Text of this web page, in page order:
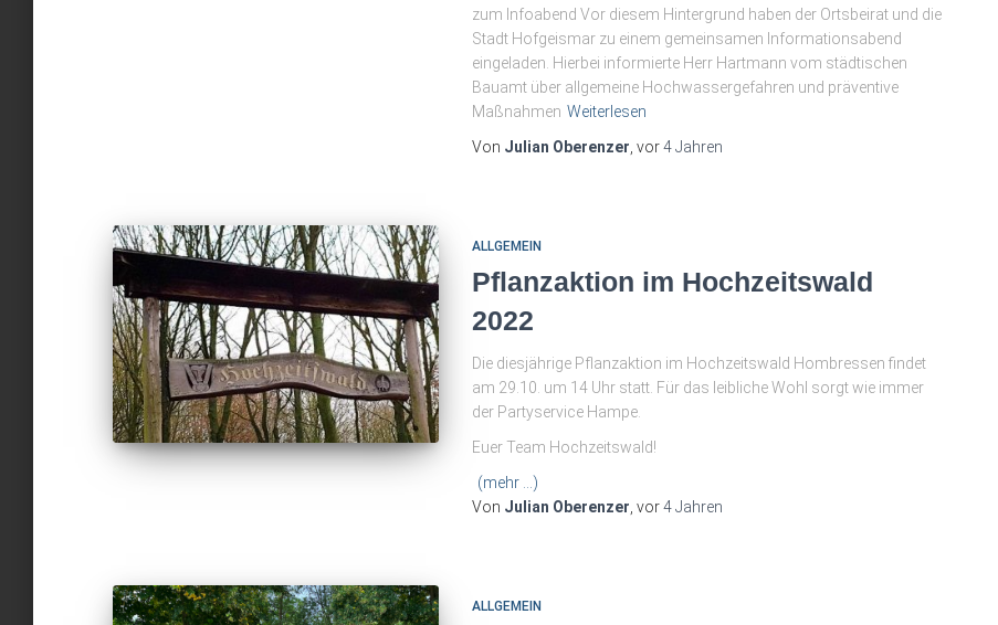
zum Infoabend Vor diesem Hintergrund haben der Ortsbeirat und die
Stadt Hofgeismar zu einem gemeinsamen Informationsabend
eingeladen. Hierbei informierte Herr Hartmann vom städtischen
Bauamt über allgemeine Hochwassergefahren und präventive
Maßnahmen Weiterlesen
Von Julian Oberenzer , vor4 Jahren
ALLGEMEIN
Pflanzaktion im Hochzeitswald
2022
Die diesjährige Pflanzaktion im Hochzeitswald Hombressen findet
am 29.10. um 14 Uhr statt. Für das leibliche Wohl sorgt wie immer
der Partyservice Hampe.
Euer Team Hochzeitswald!
(mehr …)
Von Julian Oberenzer , vor4 Jahren
ALLGEMEIN